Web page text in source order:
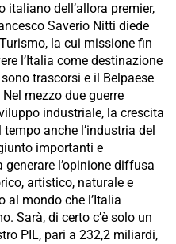
italiano dell’allora premier,
Saverio Nitti diede
la cui missione fin
l’Italia come destinazione
trascorsi e il Belpaese
mezzo due guerre
industriale, la crescita
anche l’industria del
importanti e
l’opinione diffusa
artistico, naturale e
al mondo che l’Italia
Sarà, di certo c’è solo un
PIL, pari a 232,2 miliardi,